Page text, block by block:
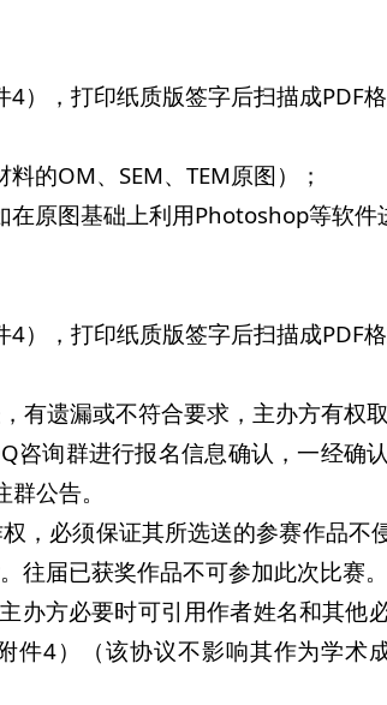
4），打印纸质版签字后扫描成PDF
的OM、SEM、TEM原图）；
在原图基础上利用Photoshop等软件
4），打印纸质版签字后扫描成PDF
有遗漏或不符合要求，主办方有权取
咨询群进行报名信息确认，一经确
公告。
，必须保证其所选送的参赛作品
往届已获奖作品不可参加此次比赛。
办方必要时可引用作者姓名和其
件4）（该协议不影响其作为学